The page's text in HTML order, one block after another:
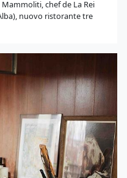
chef de La Rei
nuovo ristorante tre